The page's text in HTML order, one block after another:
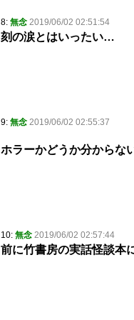
8: 無念 2019/06/02 02:51:54
刻の涙とはいったい…
9: 無念 2019/06/02 02:55:37
ホラーかどうか分からな
10: 無念 2019/06/02 02:57:44
前に竹書房の実話怪談本